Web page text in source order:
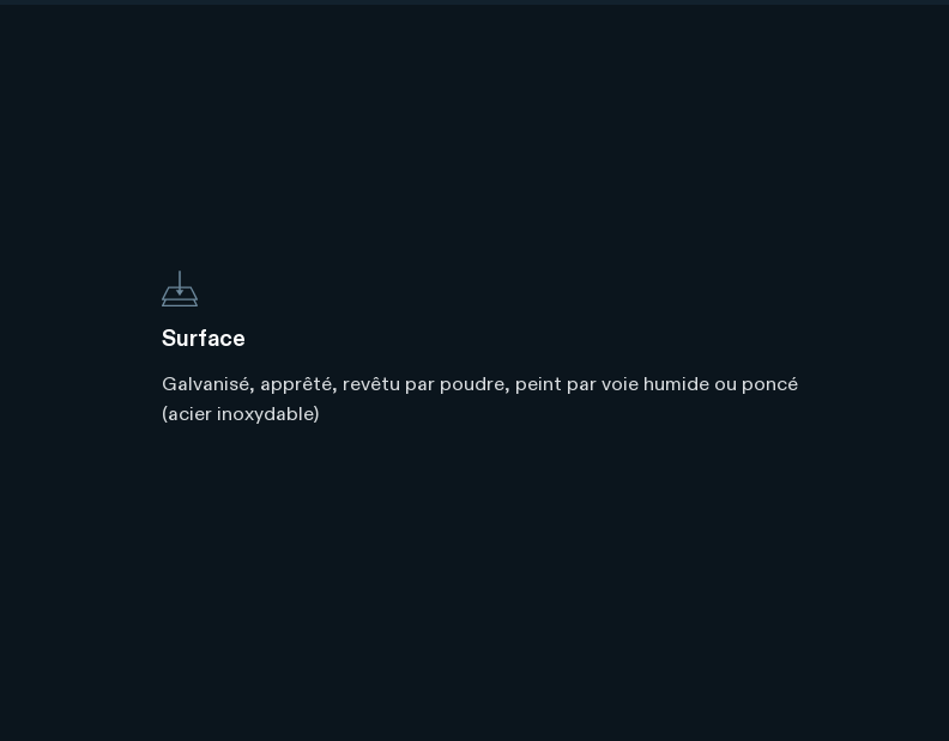
Surface
Galvanisé, apprêté, revêtu par poudre, peint par voie humide ou poncé
(acier inoxydable)